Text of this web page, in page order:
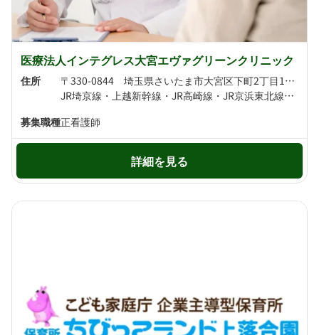
医療法人インテグレス大宮エヴァグリーンクリニック
住所
〒330-0844 埼玉県さいたま市大宮区下町2丁目16-1 アクロスビル3F
JR埼京線・上越新幹線・JR高崎線・JR京浜東北線・北陸新幹線・JR上野東京ライン・JR湘南新宿ライン・東北新幹線・JR川越線・JR宇都宮線・東武野田線 大宮駅より徒歩6分 埼玉新都市交通伊奈線 大宮駅より徒歩8分
募集職種正看護師
詳細を見る